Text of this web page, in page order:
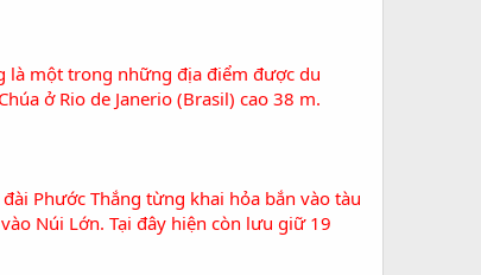
là một trong những địa điểm được du
ở Rio de Janerio (Brasil) cao 38 m.
Phước Thắng từng khai hỏa bắn vào tàu
Núi Lớn. Tại đây hiện còn lưu giữ 19